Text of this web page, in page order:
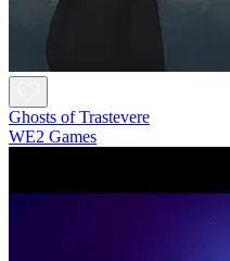
Ghosts of Trastevere
WE2 Games